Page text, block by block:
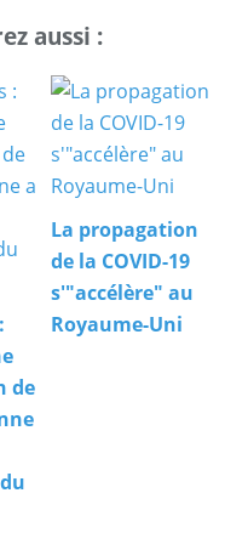
aussi :
de
La propagation
de la COVID-19
s'"accélère" au
Royaume-Uni